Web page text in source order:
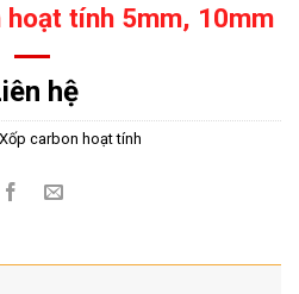
tính 5mm, 10mm
hệ
Xốp carbon hoạt tính